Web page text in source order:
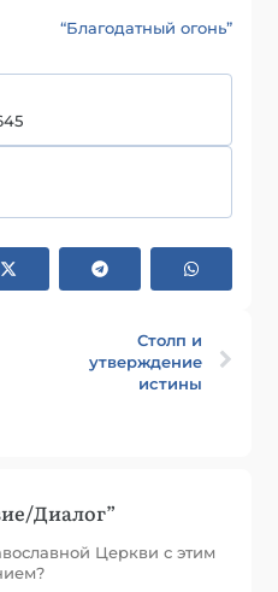
“Благодатный огонь”
Столп и
утверждение
истины
Диалог”
Церкви с этим